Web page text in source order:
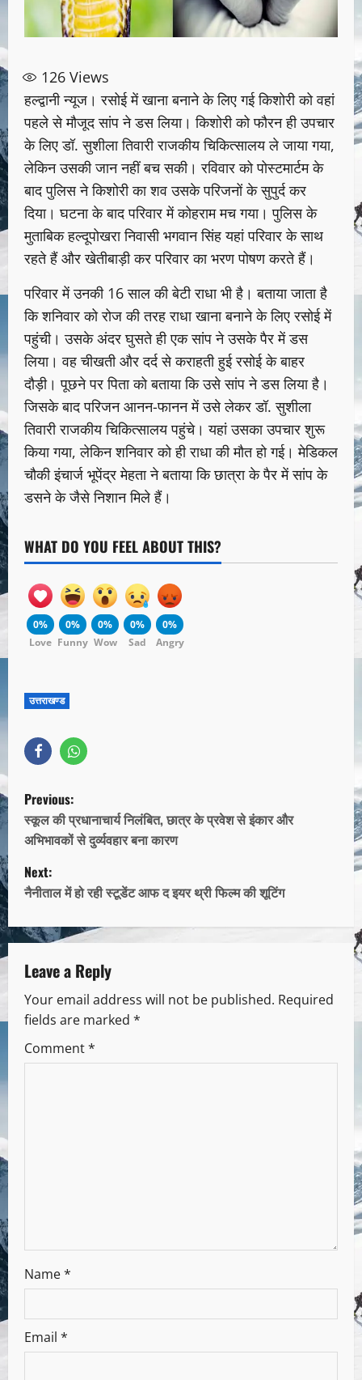
126 Views
हल्द्वानी न्यूज। रसोई में खाना बनाने के लिए गई किशोरी को वहां
पहले से मौजूद सांप ने डस लिया। किशोरी को फौरन ही उपचार
के लिए डॉ. सुशीला तिवारी राजकीय चिकित्सालय ले जाया गया,
लेकिन उसकी जान नहीं बच सकी। रविवार को पोस्टमार्टम के
बाद पुलिस ने किशोरी का शव उसके परिजनों के सुपुर्द कर
दिया। घटना के बाद परिवार में कोहराम मच गया। पुलिस के
मुताबिक हल्दूपोखरा निवासी भगवान सिंह यहां परिवार के साथ
रहते हैं और खेतीबाड़ी कर परिवार का भरण पोषण करते हैं।
परिवार में उनकी 16 साल की बेटी राधा भी है। बताया जाता है
कि शनिवार को रोज की तरह राधा खाना बनाने के लिए रसोई में
पहुंची। उसके अंदर घुसते ही एक सांप ने उसके पैर में डस
लिया। वह चीखती और दर्द से कराहती हुई रसोई के बाहर
दौड़ी। पूछने पर पिता को बताया कि उसे सांप ने डस लिया है।
जिसके बाद परिजन आनन-फानन में उसे लेकर डॉ. सुशीला
तिवारी राजकीय चिकित्सालय पहुंचे। यहां उसका उपचार शुरू
किया गया, लेकिन शनिवार को ही राधा की मौत हो गई। मेडिकल
चौकी इंचार्ज भूपेंद्र मेहता ने बताया कि छात्रा के पैर में सांप के
डसने के जैसे निशान मिले हैं।
WHAT DO YOU FEEL ABOUT THIS?
0%
Love
0%
Funny
0%
Wow
0%
Sad
0%
Angry
उत्तराखण्ड
Previous:
स्कूल की प्रधानाचार्य निलंबित, छात्र के प्रवेश से इंकार और
अभिभावकों से दुर्व्यवहार बना कारण
Next:
नैनीताल में हो रही स्टूडेंट आफ द इयर थ्री फिल्म की शूटिंग
Leave a Reply
Your email address will not be published. Required
fields are marked *
Comment*
Name*
Email *